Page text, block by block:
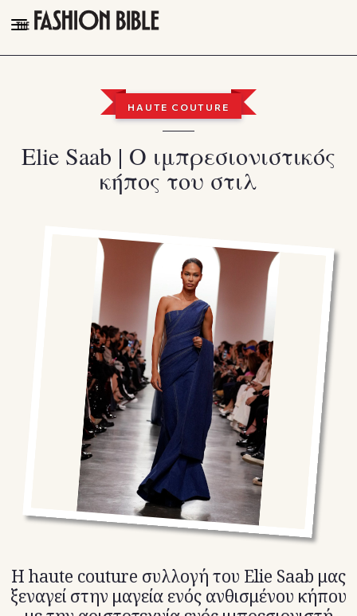
THE FASHION BIBLE
TALK OF THE TOWN
PLEASURES
X(Twitter)
HAUTE COUTURE
Elie Saab | Ο ιμπρεσιονιστικός
κήπος του στιλ
Η haute couture συλλογή του Elie Saab μας
ξεναγεί στην μαγεία ενός ανθισμένου κήπου